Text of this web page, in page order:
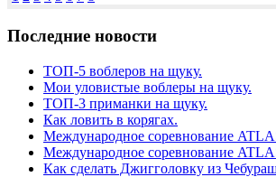
Последние новости
ТОП-5 воблеров на щуку.
Мои уловистые воблеры на щуку.
ТОП-3 приманки на щуку.
Как ловить в корягах.
Международное соревнование
Международное соревнование
Как сделать Джигголовку из